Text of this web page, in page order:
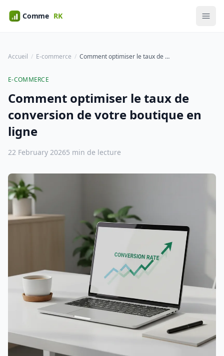
Accueil E-commerce Comment optimiser le taux de conversion de votre boutique en ligne
E-COMMERCE
Comment optimiser le taux de
conversion de votre boutique en
ligne
22 February 20265 min de lecture